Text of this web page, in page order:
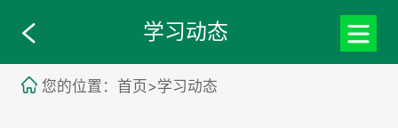
学习动态
您的位置：首页>学习动态